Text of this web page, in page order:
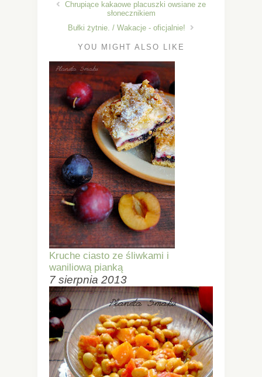
Chrupiące kakaowe placuszki owsiane ze
słonecznikiem
Bułki żytnie. / Wakacje - oficjalnie!
YOU MIGHT ALSO LIKE
Kruche ciasto ze śliwkami i
waniliową pianką
7 sierpnia 2013